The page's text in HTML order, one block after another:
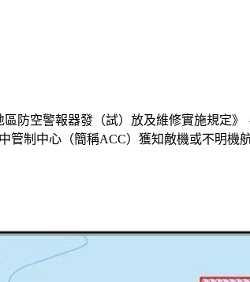
防空警報器發（試）放及維修實施規定
管制中心（簡稱ACC）獲知敵機或不明